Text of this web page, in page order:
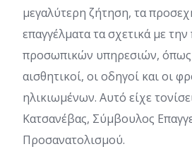
μεγαλύτερη ζήτηση, τα
επαγγέλματα τα σχετικά με
προσωπικών υπηρεσιών,
αισθητικοί, οι οδηγοί και οι
ηλικιωμένων. Αυτό είχε
Κατσανέβας, Σύμβουλος
Προσανατολισμού.